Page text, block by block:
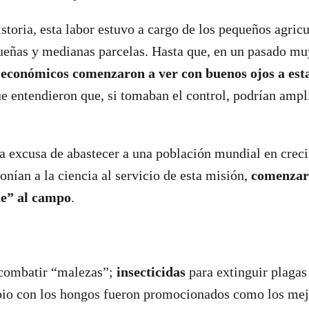
esta labor estuvo a cargo de los pequeños
y medianas parcelas. Hasta que, en un pasado
comenzaron a ver con buenos ojos a
entendieron que, si tomaban el control, podrían
excusa de abastecer a una población mundial en
a la ciencia al servicio de esta misión,
al campo.
“malezas”; insecticidas para extinguir
con los hongos fueron promocionados como los